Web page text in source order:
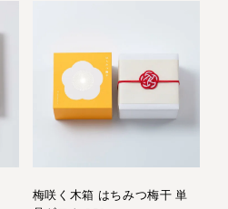
梅咲く木箱 はちみつ梅干 単